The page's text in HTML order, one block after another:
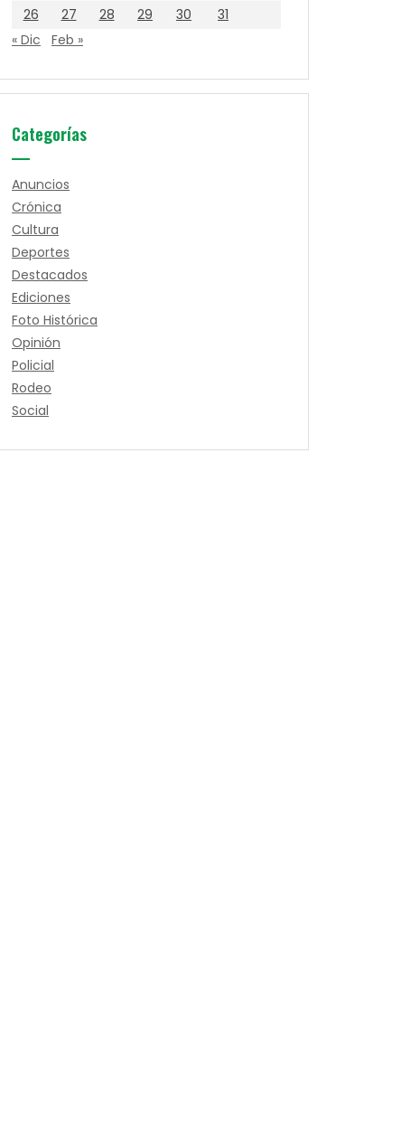
26
27 28 29 30
31
« Dic
Feb »
Categorías
Anuncios
Crónica
Cultura
Deportes
Destacados
Ediciones
Foto Histórica
Opinión
Policial
Rodeo
Social